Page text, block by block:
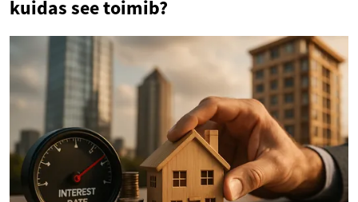
kuidas see toimib?